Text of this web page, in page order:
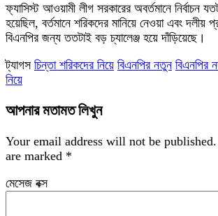
ফ্যাসিস্ট আওয়ামী লীগ সরকারের অবর্তমানে নির্বাচন
হয়েছিল, বর্তমানে শরিকদের মানিয়ে নেওয়া এবং দলীয়
বিএনপির জন্য ততটাই বড় চ্যালেঞ্জ হয়ে দাঁড়িয়েছে।
ট্যাগস চিন্তা শরিকদের নিয়ে বিএনপির নতুন বিএনপির
নিয়ে
আপনার মতামত লিখুন
Your email address will not be published.
are marked *
মেসেজ বক্স